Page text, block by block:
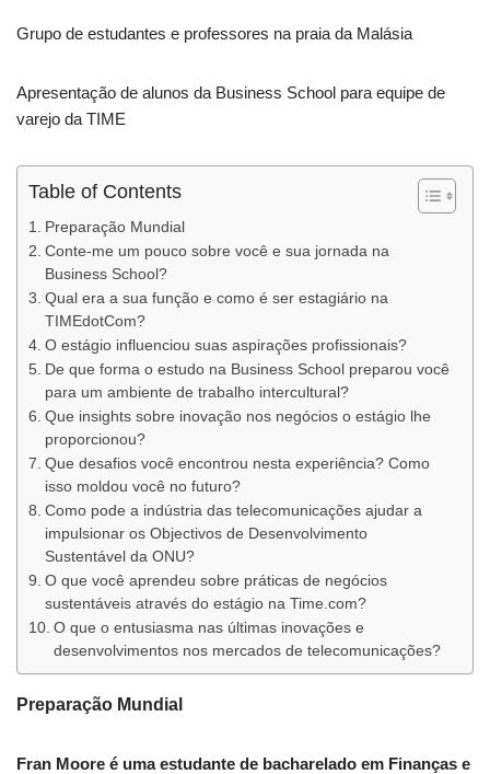
Grupo de estudantes e professores na praia da Malásia
Apresentação de alunos da Business School para equipe de
varejo da TIME
Table of Contents
Preparação Mundial
Conte-me um pouco sobre você e sua jornada na
Business School?
Qual era a sua função e como é ser estagiário na
TIMEdotCom?
O estágio influenciou suas aspirações profissionais?
De que forma o estudo na Business School preparou você
para um ambiente de trabalho intercultural?
Que insights sobre inovação nos negócios o estágio lhe
proporcionou?
Que desafios você encontrou nesta experiência? Como
isso moldou você no futuro?
Como pode a indústria das telecomunicações ajudar a
impulsionar os Objectivos de Desenvolvimento
Sustentável da ONU?
O que você aprendeu sobre práticas de negócios
sustentáveis ​​através do estágio na Time.com?
O que o entusiasma nas últimas inovações e
desenvolvimentos nos mercados de telecomunicações?
Preparação Mundial
Fran Moore é uma estudante de bacharelado em Finanças e